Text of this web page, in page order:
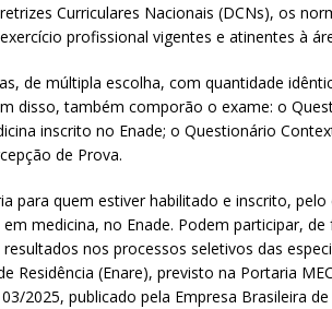
Curriculares Nacionais (DCNs), os
profissional vigentes e atinentes à
de múltipla escolha, com quantidade
disso, também comporão o exame: o
inscrito no Enade; o Questionário
de Prova.
para quem estiver habilitado e inscrito,
medicina, no Enade. Podem participar,
nos processos seletivos das
Residência (Enare), previsto na Portaria
2025, publicado pela Empresa Brasileira de